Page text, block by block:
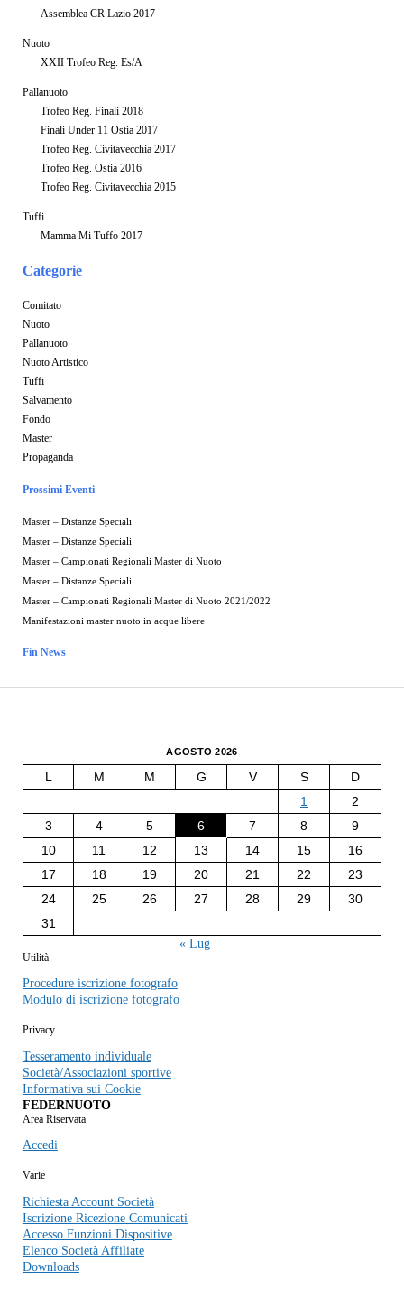
Assemblea CR Lazio 2017
Nuoto
XXII Trofeo Reg. Es/A
Pallanuoto
Trofeo Reg. Finali 2018
Finali Under 11 Ostia 2017
Trofeo Reg. Civitavecchia 2017
Trofeo Reg. Ostia 2016
Trofeo Reg. Civitavecchia 2015
Tuffi
Mamma Mi Tuffo 2017
Categorie
Comitato
Nuoto
Pallanuoto
Nuoto Artistico
Tuffi
Salvamento
Fondo
Master
Propaganda
Prossimi Eventi
Master – Distanze Speciali
Master – Distanze Speciali
Master – Campionati Regionali Master di Nuoto
Master – Distanze Speciali
Master – Campionati Regionali Master di Nuoto 2021/2022
Manifestazioni master nuoto in acque libere
Fin News
AGOSTO 2026
L M M G V S
D
1
2
3
4 5 6 7 8
9
10
11 12 13 14 15
16
17
18 19 20 21 22
23
24
25 26 27 28 29
30
31
« Lug
Utilità
Procedure iscrizione fotografo
Modulo di iscrizione fotografo
Privacy
Tesseramento individuale
Società/Associazioni sportive
Informativa sui Cookie
FEDERNUOTO
Area Riservata
Accedi
Varie
Richiesta Account Società
Iscrizione Ricezione Comunicati
Accesso Funzioni Dispositive
Elenco Società Affiliate
Downloads